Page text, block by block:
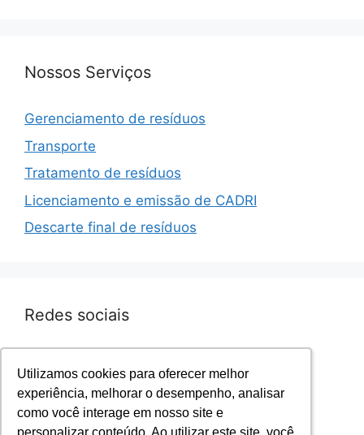
Utilizamos cookies para oferecer melhor
experiência, melhorar o desempenho, analisar
como você interage em nosso site e
Utilizamos cookies para oferecer melhor
experiência, melhorar o desempenho, analisar
como você interage em nosso site e
Nossos Serviços
Gerenciamento de resíduos
Transporte
Tratamento de resíduos
Licenciamento e emissão de CADRI
Descarte final de resíduos
Redes sociais
Instagram.com/sevenresiduos
YouTube.com/sevenresiduos
LinkedIn.com/sevenresiduos